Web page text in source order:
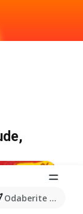
Odaberite grad